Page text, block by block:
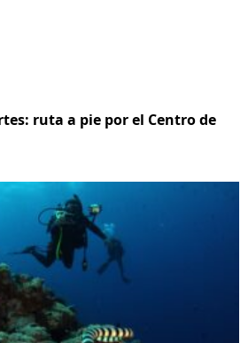
ruta a pie por el Centro de